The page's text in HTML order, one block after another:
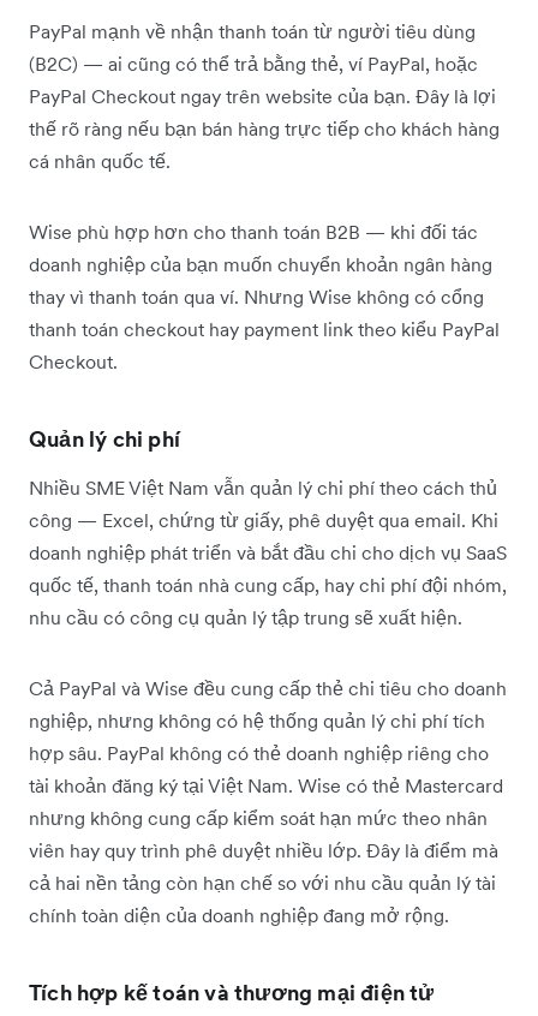
PayPal mạnh về nhận thanh toán từ người tiêu dùng
(B2C) — ai cũng có thể trả bằng thẻ, ví PayPal, hoặc
PayPal Checkout ngay trên website của bạn. Đây là lợi
thế rõ ràng nếu bạn bán hàng trực tiếp cho khách hàng
cá nhân quốc tế.
Wise phù hợp hơn cho thanh toán B2B — khi đối tác
doanh nghiệp của bạn muốn chuyển khoản ngân hàng
thay vì thanh toán qua ví. Nhưng Wise không có cổng
thanh toán checkout hay payment link theo kiểu PayPal
Checkout.
Quản lý chi phí
Nhiều SME Việt Nam vẫn quản lý chi phí theo cách thủ
công — Excel, chứng từ giấy, phê duyệt qua email. Khi
doanh nghiệp phát triển và bắt đầu chi cho dịch vụ SaaS
quốc tế, thanh toán nhà cung cấp, hay chi phí đội nhóm,
nhu cầu có công cụ quản lý tập trung sẽ xuất hiện.
Cả PayPal và Wise đều cung cấp thẻ chi tiêu cho doanh
nghiệp, nhưng không có hệ thống quản lý chi phí tích
hợp sâu. PayPal không có thẻ doanh nghiệp riêng cho
tài khoản đăng ký tại Việt Nam. Wise có thẻ Mastercard
nhưng không cung cấp kiểm soát hạn mức theo nhân
viên hay quy trình phê duyệt nhiều lớp. Đây là điểm mà
cả hai nền tảng còn hạn chế so với nhu cầu quản lý tài
chính toàn diện của doanh nghiệp đang mở rộng.
Tích hợp kế toán và thương mại điện tử